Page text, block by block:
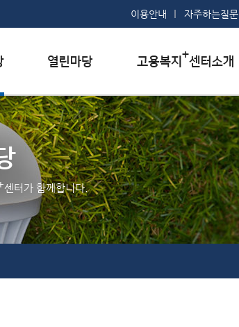
이용안내 자주하는질문
료실
자주하는 질문
질문하기
칭찬하기
불친절 신고하기
센터소장 인사말
센터에서 하는 일
부서 및 직원소개
시설안내
찾아오시는 길
센터가 함께합니다.